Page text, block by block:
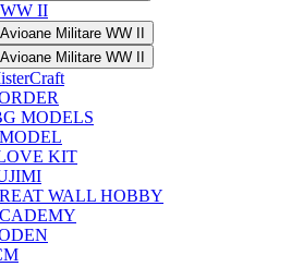
II
Militare WW II
Militare WW II
MODELS
KIT
WALL HOBBY